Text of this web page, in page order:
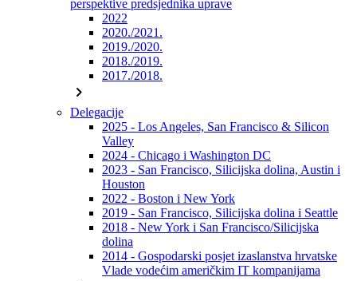
perspektive predsjednika uprave
2022
2020./2021.
2019./2020.
2018./2019.
2017./2018.
chevron_right
Delegacije
2025 - Los Angeles, San Francisco & Silicon
Valley
2024 - Chicago i Washington DC
2023 - San Francisco, Silicijska dolina, Austin i
Houston
2022 - Boston i New York
2019 - San Francisco, Silicijska dolina i Seattle
2018 - New York i San Francisco/Silicijska
dolina
2014 - Gospodarski posjet izaslanstva hrvatske
Vlade vodećim američkim IT kompanijama